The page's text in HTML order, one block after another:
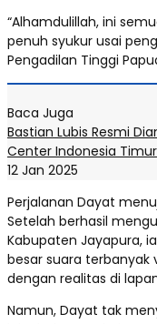
“Alhamdulillah, ini
penuh syukur usai
Pengadilan Tinggi
Baca Juga
Bastian Lubis Resmi
Center Indonesia Timur
12 Jan 2025
Perjalanan Dayat
Setelah berhasil
Kabupaten Jayapura,
besar suara terbanyak
dengan realitas di
Namun, Dayat tak